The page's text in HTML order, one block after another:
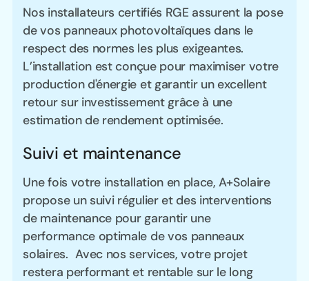
Nos installateurs certifiés RGE assurent la pose
de vos panneaux photovoltaïques dans le
respect des normes les plus exigeantes.
L’installation est conçue pour maximiser votre
production d'énergie et garantir un excellent
retour sur investissement grâce à une
estimation de rendement optimisée.
Suivi et maintenance
Une fois votre installation en place, A+Solaire
propose un suivi régulier et des interventions
de maintenance pour garantir une
performance optimale de vos panneaux
solaires. Avec nos services, votre projet
restera performant et rentable sur le long